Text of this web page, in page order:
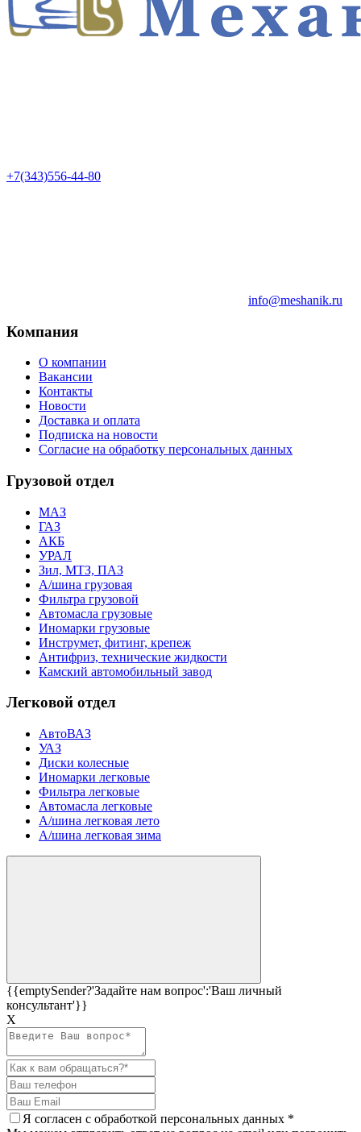
+7(343)556-44-80
info@meshanik.ru
Компания
О компании
Вакансии
Контакты
Новости
Доставка и оплата
Подписка на новости
Согласие на обработку персональных данных
Грузовой отдел
МАЗ
ГАЗ
АКБ
УРАЛ
Зил, МТЗ, ПАЗ
А/шина грузовая
Фильтра грузовой
Автомасла грузовые
Иномарки грузовые
Инструмет, фитинг, крепеж
Антифриз, технические жидкости
Камский автомобильный завод
Легковой отдел
АвтоВАЗ
УАЗ
Диски колесные
Иномарки легковые
Фильтра легковые
Автомасла легковые
А/шина легковая лето
А/шина легковая зима
{{emptySender?'Задайте нам вопрос':'Ваш личный
консультант'}}
Х
Я согласен c обработкой персональных данных *